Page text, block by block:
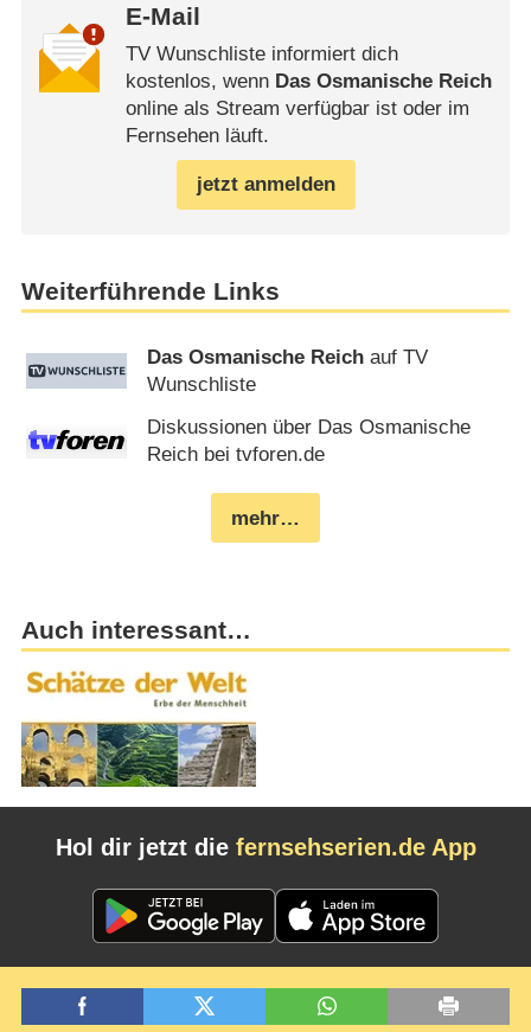
E-Mail
TV Wunschliste informiert dich
kostenlos, wenn Das Osmanische Reich
online als Stream verfügbar ist oder im
Fernsehen läuft.
jetzt anmelden
Weiterführende Links
Das Osmanische Reich auf TV
Wunschliste
Diskussionen über Das Osmanische
Reich bei tvforen.de
mehr…
Auch interessant…
Hol dir jetzt die fernsehserien.de App